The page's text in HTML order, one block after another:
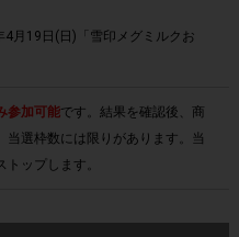
月19日(日)「雪印メグミルクお
参加可能です。結果を確認後、商
当選枠数には限りがあります。当
ップします。